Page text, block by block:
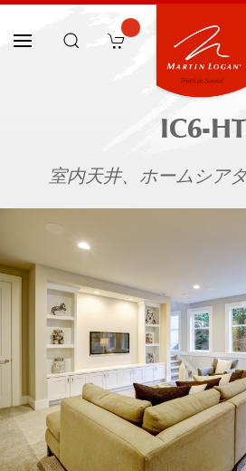
IC6-HT
室内天井、ホームシア